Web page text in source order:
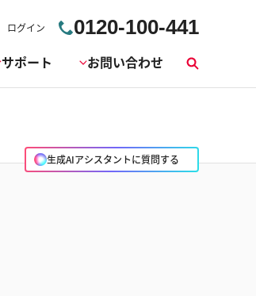
ログイン 0120-100-441
サポート お問い合わせ
索
生成AIアシスタントに質問する